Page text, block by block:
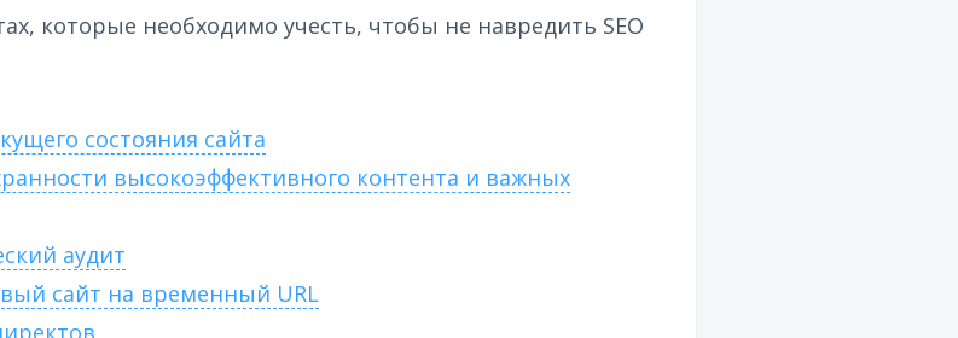
которые необходимо учесть, чтобы не навредить SEO
состояния сайта
высокоэффективного контента и важных
аудит
сайт на временный URL